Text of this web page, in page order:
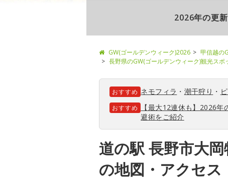
2026年の更
GW(ゴールデンウィーク)2026 甲信越の
長野県のGW(ゴールデンウィーク)観光スポ
おすすめ ネモフィラ ・ 潮干狩り ・
おすすめ
【最大12連休も】2026
避術をご紹介
道の駅 長野市大
の地図・アクセス